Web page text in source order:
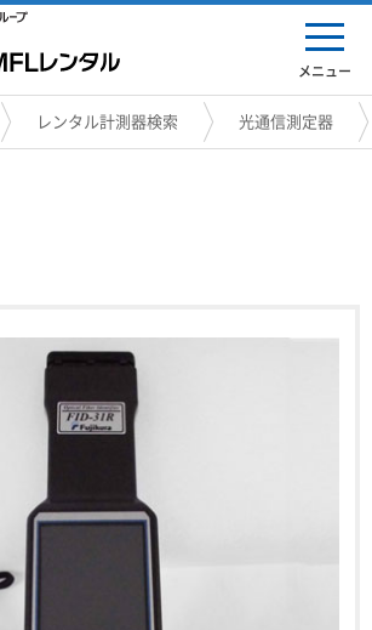
メニュー
レンタル計測器検索 光通信測定器